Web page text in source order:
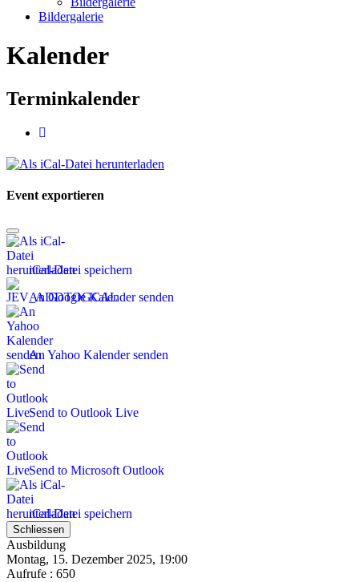
Bildergalerie
Kalender
Terminkalender
Event exportieren
iCal-Datei speichern
An Google Kalender senden
An Yahoo Kalender senden
Send to Outlook Live
Send to Microsoft Outlook
iCal-Datei speichern
Schliessen
Ausbildung
Montag, 15. Dezember 2025, 19:00
Aufrufe : 650